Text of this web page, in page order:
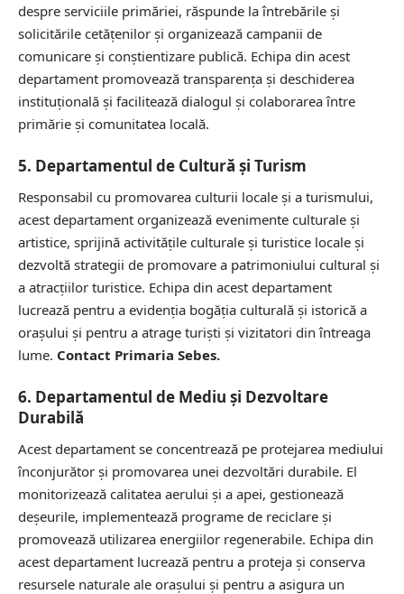
despre serviciile primăriei, răspunde la întrebările și
solicitările cetățenilor și organizează campanii de
comunicare și conștientizare publică. Echipa din acest
departament promovează transparența și deschiderea
instituțională și facilitează dialogul și colaborarea între
primărie și comunitatea locală.
5. Departamentul de Cultură și Turism
Responsabil cu promovarea culturii locale și a turismului,
acest departament organizează evenimente culturale și
artistice, sprijină activitățile culturale și turistice locale și
dezvoltă strategii de promovare a patrimoniului cultural și
a atracțiilor turistice. Echipa din acest departament
lucrează pentru a evidenția bogăția culturală și istorică a
orașului și pentru a atrage turiști și vizitatori din întreaga
lume. Contact Primaria Sebes.
6. Departamentul de Mediu și Dezvoltare
Durabilă
Acest departament se concentrează pe protejarea mediului
înconjurător și promovarea unei dezvoltări durabile. El
monitorizează calitatea aerului și a apei, gestionează
deșeurile, implementează programe de reciclare și
promovează utilizarea energiilor regenerabile. Echipa din
acest departament lucrează pentru a proteja și conserva
resursele naturale ale orașului și pentru a asigura un